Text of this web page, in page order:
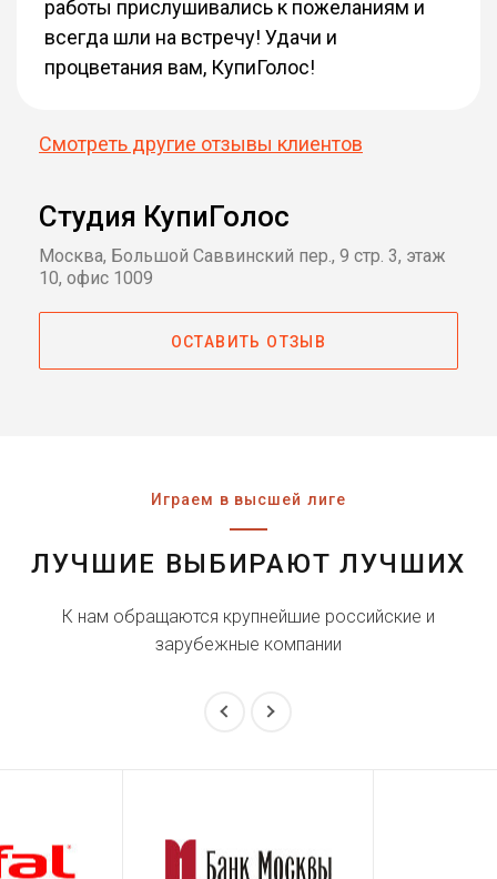
работы прислушивались к пожеланиям и
всегда шли на встречу! Удачи и
процветания вам, КупиГолос!
Смотреть другие отзывы клиентов
Студия КупиГолос
Москва, Большой Саввинский пер., 9 стр. 3, этаж
10, офис 1009
ОСТАВИТЬ ОТЗЫВ
Играем в высшей лиге
ЛУЧШИЕ ВЫБИРАЮТ ЛУЧШИХ
К нам обращаются крупнейшие российские и
зарубежные компании